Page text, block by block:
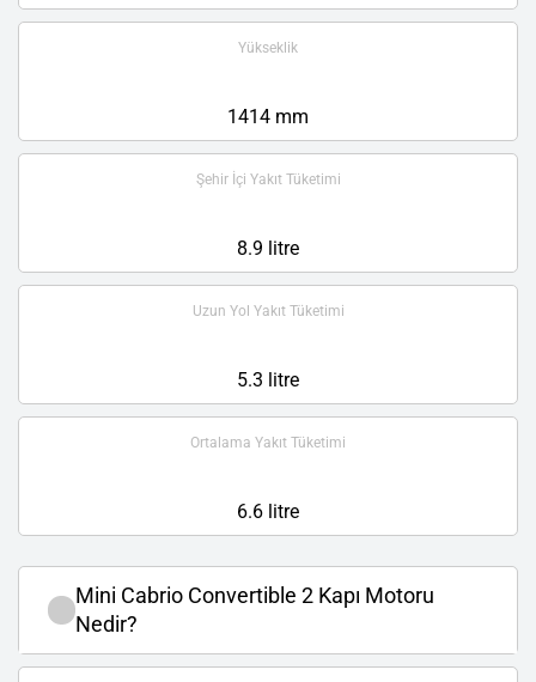
Yükseklik
1414 mm
Şehir İçi Yakıt Tüketimi
8.9 litre
Uzun Yol Yakıt Tüketimi
5.3 litre
Ortalama Yakıt Tüketimi
6.6 litre
Mini Cabrio Convertible 2 Kapı Motoru
Nedir?